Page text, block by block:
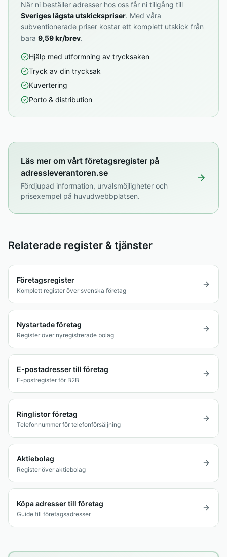
När ni beställer adresser hos oss får ni tillgång till
Sveriges lägsta utskickspriser. Med våra
subventionerade priser kostar ett komplett utskick från
bara 9,59 kr/brev.
Hjälp med utformning av trycksaken
Tryck av din trycksak
Kuvertering
Porto & distribution
Läs mer om vårt företagsregister på
adressleverantoren.se
Fördjupad information, urvalsmöjligheter och
prisexempel på huvudwebbplatsen.
Relaterade register & tjänster
Företagsregister
Komplett register över svenska företag
Nystartade företag
Register över nyregistrerade bolag
E-postadresser till företag
E-postregister för B2B
Ringlistor företag
Telefonnummer för telefonförsäljning
Aktiebolag
Register över aktiebolag
Köpa adresser till företag
Guide till företagsadresser